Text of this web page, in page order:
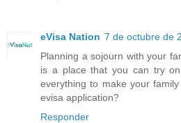
eVisa Nation 7 de octubre de
Planning a sojourn with your
is a place that you can try
everything to make your
evisa application?
Responder